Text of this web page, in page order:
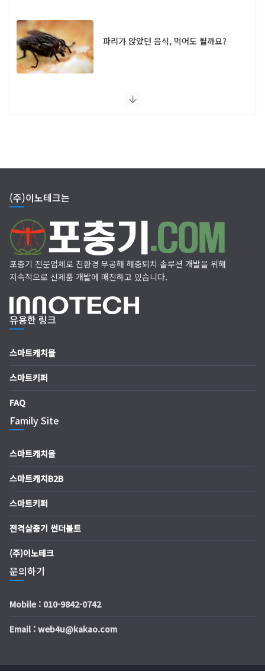
파리가 앉았던 음식, 먹어도 될까요?
(주)이노테크는
포충기 전문업체로 친환경 무공해 해충퇴치 솔루션 개발을 위해
지속적으로 신제품 개발에 매진하고 있습니다.
유용한 링크
스마트캐치몰
스마트키퍼
FAQ
Family Site
스마트캐치몰
스마트캐치B2B
스마트키퍼
전격살충기 썬더볼트
(주)이노테크
문의하기
Mobile : 010-9842-0742
Email : web4u@kakao.com